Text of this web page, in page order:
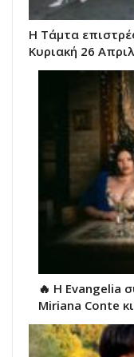
Η Τάμτα
Κυριακή 26
🔥 H Evangelia
Miriana Conte